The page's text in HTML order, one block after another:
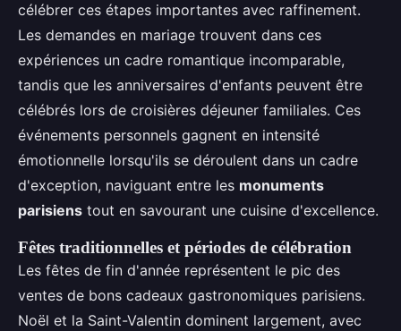
célébrer ces étapes importantes avec raffinement.
Les demandes en mariage trouvent dans ces
expériences un cadre romantique incomparable,
tandis que les anniversaires d'enfants peuvent être
célébrés lors de croisières déjeuner familiales. Ces
événements personnels gagnent en intensité
émotionnelle lorsqu'ils se déroulent dans un cadre
d'exception, naviguant entre les monuments
parisiens tout en savourant une cuisine d'excellence.
Fêtes traditionnelles et périodes de célébration
Les fêtes de fin d'année représentent le pic des
ventes de bons cadeaux gastronomiques parisiens.
Noël et la Saint-Valentin dominent largement, avec